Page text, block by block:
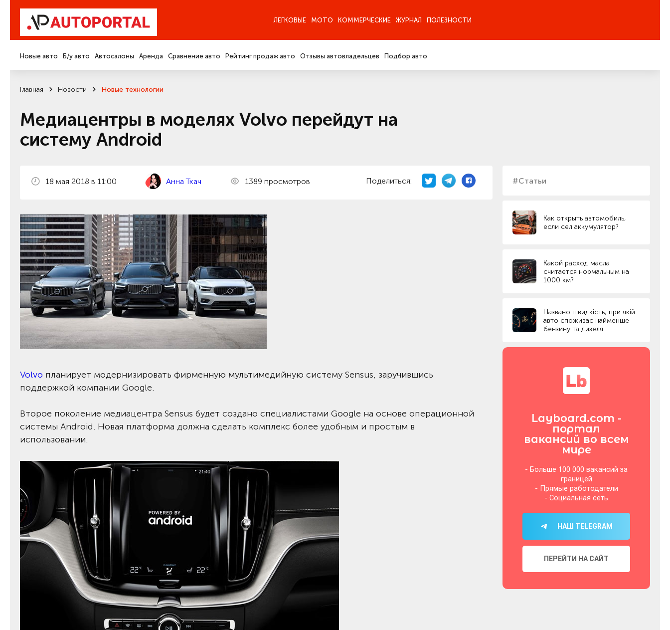
ЛЕГКОВЫЕ МОТО КОММЕРЧЕСКИЕ ЖУРНАЛ ПОЛЕЗНОСТИ
Новые авто Б/у авто Автосалоны Аренда Сравнение авто Рейтинг продаж авто Отзывы автовладельцев Подбор авто
Главная Новости Новые технологии
Медиацентры в моделях Volvo перейдут на
систему Android
#Статьи
Как открыть автомобиль,
если сел аккумулятор?
Какой расход масла
считается нормальным на
1000 км?
Названо швидкість, при якій
авто споживає найменше
бензину та дизеля
Layboard.com -
портал
вакансий во всем
мире
- Больше 100 000 вакансий за
границей
- Прямые работодатели
- Социальная сеть
НАШ TELEGRAM
ПЕРЕЙТИ НА САЙТ
18 мая 2018 в 11:00 Анна Ткач 1389 просмотров Поделиться:
Volvo планирует модернизировать фирменную мультимедийную систему Sensus, заручившись
поддержкой компании Google.
Второе поколение медиацентра Sensus будет создано специалистами Google на основе операционной
системы Android. Новая платформа должна сделать комплекс более удобным и простым в
использовании.